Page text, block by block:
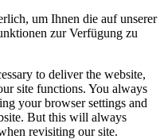
um Ihnen die auf unserer
zur Verfügung zu
to deliver the website,
site functions. You always
your browser settings and
But this will always
revisiting our site.